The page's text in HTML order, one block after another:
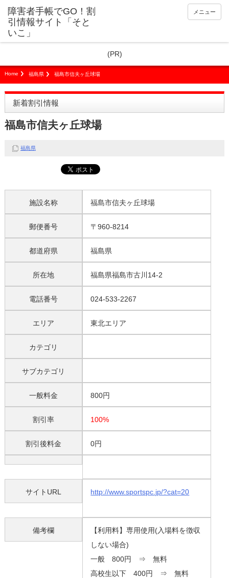
障害者手帳でGO！割
引情報サイト「そと
いこ」
メニュー
(PR)
Home 福島県 福島市信夫ヶ丘球場
新着割引情報
福島市信夫ヶ丘球場
福島県
施設名称 福島市信夫ヶ丘球場
郵便番号 〒960-8214
都道府県 福島県
所在地 福島県福島市古川14-2
電話番号 024-533-2267
エリア 東北エリア
カテゴリ
サブカテゴリ
一般料金 800円
割引率 100%
割引後料金 0円
サイトURL http://www.sportspc.jp/?cat=20
備考欄
【利用料】専用使用(入場料を徴収
しない場合)
一般 800円 ⇒ 無料
高校生以下 400円 ⇒ 無料